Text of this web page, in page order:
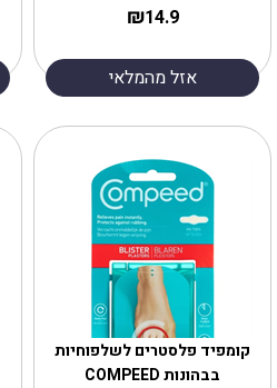
14.9
₪
אזל מהמלאי
קומפיד פלסטרים לשלפוחיות
בבהונות COMPEED